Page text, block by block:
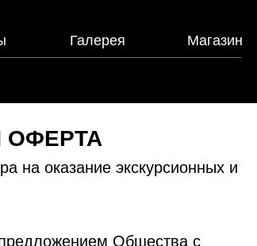
Магазин
Галерея
ОФЕРТА
оказание экскурсионных и
Общества с